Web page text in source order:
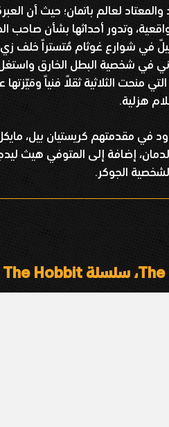
لعالم باتمان؛ حيث أن
وتدور أحداثها بشأن صاحب
في شوارع غوثام مُتستراً خلف
في شخصية البطل الخارق
منحت الثلاثية ثقلاً فنياً
هزلية.
في مقدمتهم كريستيان بيل،
إضافة إلى المتوفي هيث
الجوكر.